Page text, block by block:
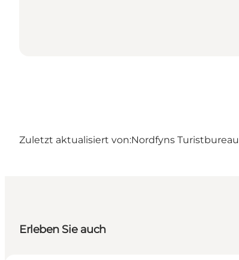
Zuletzt aktualisiert von:Nordfyns Turistbureau
Erleben Sie auch